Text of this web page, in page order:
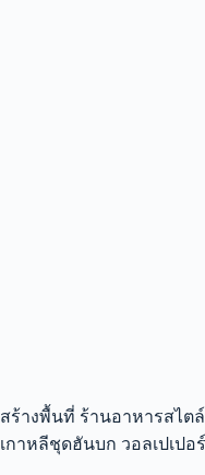
สร้างพื้นที่ ร้านอาหารสไต
เกาหลีชุดฮันบก วอลเปเปอ